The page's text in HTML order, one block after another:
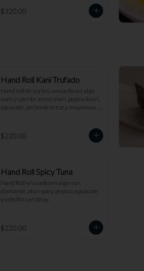
$320.00
Hand Roll Kani Trufado
Hand roll de surimi, envuelto en alga
nori crujiente, arroz shari, pepino kiuri,
aguacate, perlas de arroz y mayonesa
$220.00
Hand Roll Spicy Tuna
Hand Roll envuelto en alga nori
diamante, atun spicy, pepino, aguacate
y cebollín cambray.
$220.00